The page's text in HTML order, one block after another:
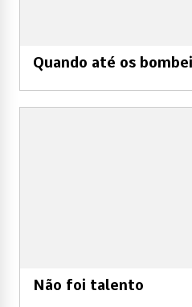
Quando até os
Não foi talento